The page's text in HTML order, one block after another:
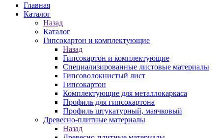
Главная
Каталог
Назад
Каталог
Гипсокартон и комплектующие
Назад
Гипсокартон и комплектующие
Специализированные листовые материалы
Гипсоволокнистый лист
Гипсокартон
Комплектующие для металлокаркаса
Профиль для гипсокартона
Профиль штукатурный, маячковый
Древесно-плитные материалы
Назад